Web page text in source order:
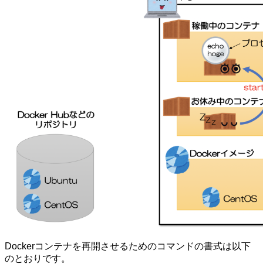
Dockerコンテナを再開させるためのコマンドの書式は以下
のとおりです。